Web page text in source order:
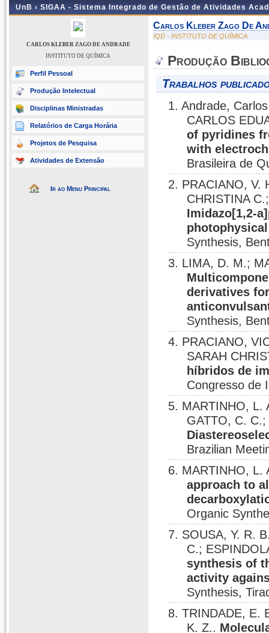
UnB › SIGAA - Sistema Integrado de Gestão de Atividades
CARLOS KLEBER ZAGO DE ANDRADE
INSTITUTO DE QUÍMICA
Perfil Pessoal
Produção Intelectual
Disciplinas Ministradas
Relatórios de Carga Horária
Projetos de Pesquisa
Atividades de Extensão
Ir ao Menu Principal
Carlos Kleber Zago De
IQD - INSTITUTO DE QUÍMICA
Produção
Trabalhos
1. Andrade,
CARLOS
of pyridines
with
Brasileira de
2. PRACIANO, V.
CHRISTINA
Imidazo[1,2-
Synthesis,
3. LIMA, D. M.;
derivatives
Synthesis,
4. PRACIANO,
SARAH
híbridos de
Congresso de
5. MARTINHO, L.
GATTO, C.
Brazilian
6. MARTINHO, L.
approach to
Organic
7. SOUSA, Y. R.
C.;
synthesis of
activity
Synthesis,
8. TRINDADE, E.
K. Z..